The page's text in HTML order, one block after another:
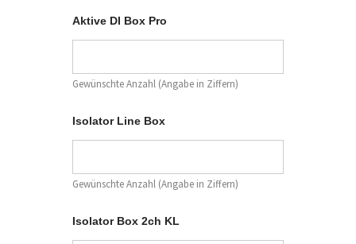
o
x
A
d
o
Aktive DI Box Pro
Gewünschte Anzahl (Angabe in Ziffern)
Isolator Line Box
Gewünschte Anzahl (Angabe in Ziffern)
Isolator Box 2ch KL